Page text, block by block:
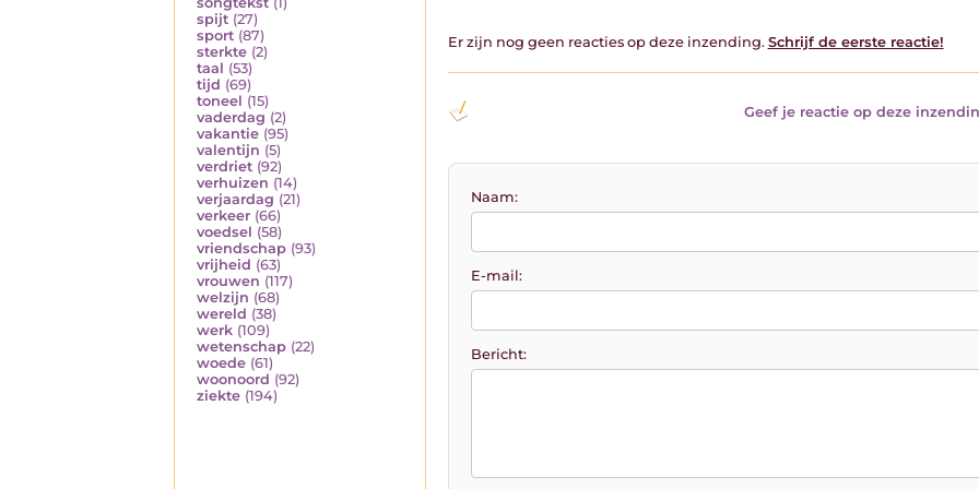
spijt (27)
sport (87)
sterkte (2)
taal (53)
tijd (69)
toneel (15)
vaderdag (2)
vakantie (95)
valentijn (5)
verdriet (92)
verhuizen (14)
verjaardag (21)
verkeer (66)
voedsel (58)
vriendschap (93)
vrijheid (63)
vrouwen (117)
welzijn (68)
wereld (38)
werk (109)
wetenschap (22)
woede (61)
woonoord (92)
ziekte (194)
Er zijn nog geen reacties op deze inzending. Schrijf de eerste reactie!
Geef je reactie op deze
Naam:
E-mail:
Bericht: